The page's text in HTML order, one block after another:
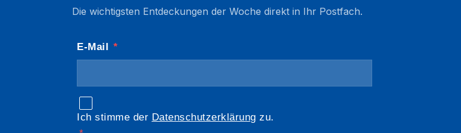
Die wichtigsten Entdeckungen der Woche direkt in Ihr Postfach.